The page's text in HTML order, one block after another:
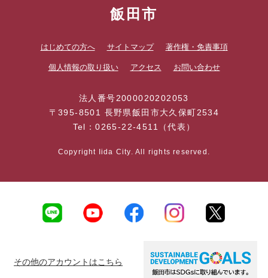
飯田市
はじめての方へ サイトマップ 著作権・免責事項
個人情報の取り扱い アクセス お問い合わせ
法人番号2000020202053
〒395-8501 長野県飯田市大久保町2534
Tel：0265-22-4511（代表）
Copyright Iida City. All rights reserved.
その他のアカウントはこちら